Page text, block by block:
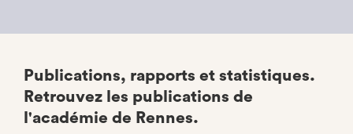
Publications, rapports et statistiques.
Retrouvez les publications de
l'académie de Rennes.